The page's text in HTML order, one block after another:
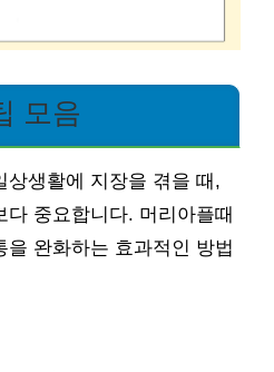
모음
상생활에 지장을 겪을 때,
중요합니다. 머리아플때
완화하는 효과적인 방법